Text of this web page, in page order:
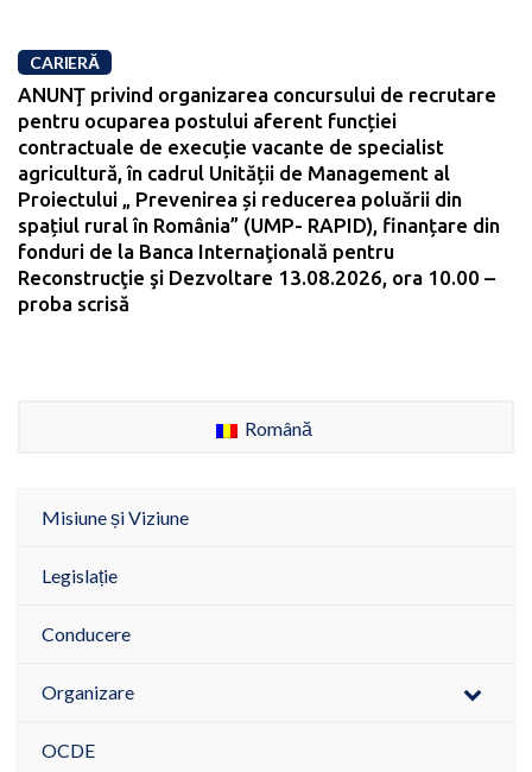
CARIERĂ
ANUNŢ privind organizarea concursului de recrutare
pentru ocuparea postului aferent funcției
contractuale de execuție vacante de specialist
agricultură, în cadrul Unității de Management al
Proiectului „ Prevenirea și reducerea poluării din
spațiul rural în România” (UMP- RAPID), finanțare din
fonduri de la Banca Internaţională pentru
Reconstrucţie şi Dezvoltare 13.08.2026, ora 10.00 –
proba scrisă
Română
Misiune și Viziune
Legislație
Conducere
Organizare
OCDE